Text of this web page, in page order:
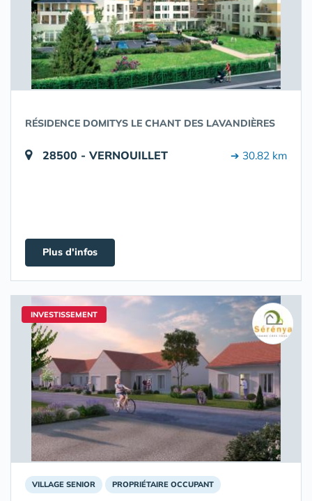
RÉSIDENCE DOMITYS LE CHANT DES LAVANDIÈRES
28500 - VERNOUILLET ➔ 30.82 km
Plus d'infos
INVESTISSEMENT
VILLAGE SENIOR PROPRIÉTAIRE OCCUPANT